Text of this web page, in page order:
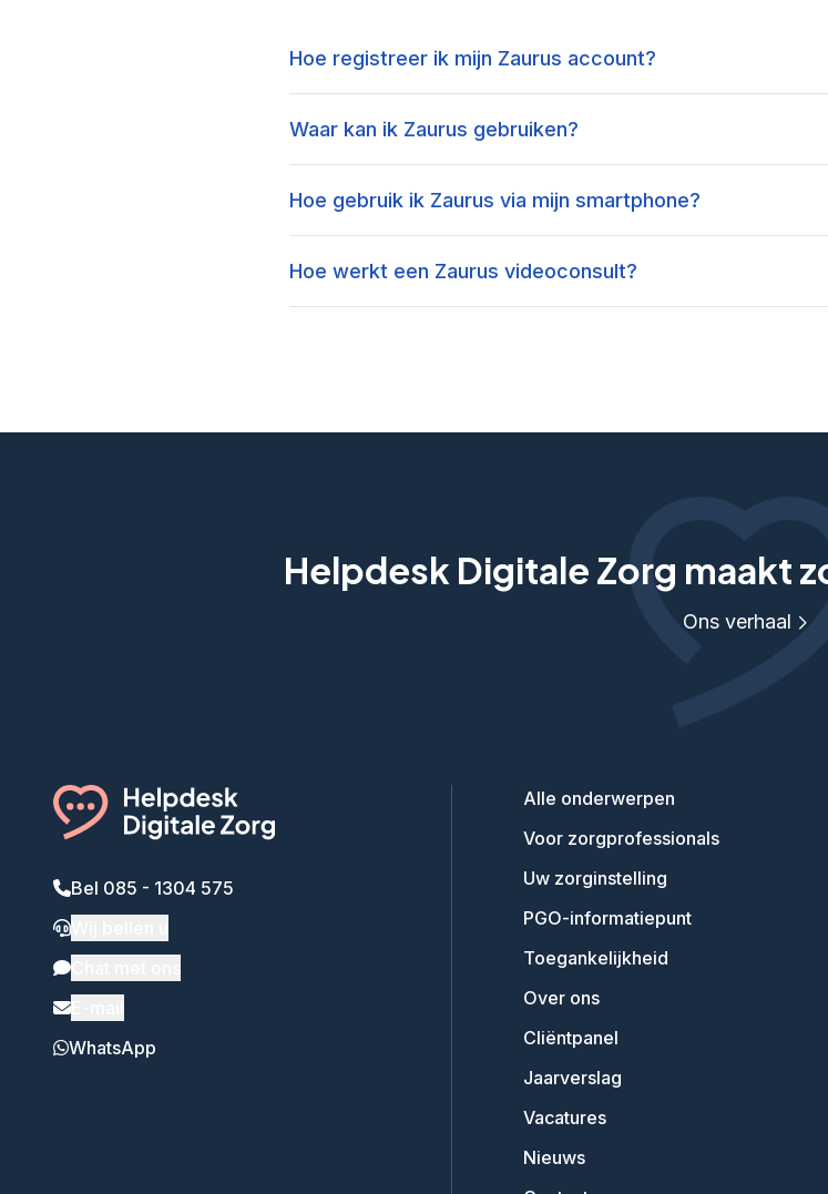
Hoe registreer ik mijn Zaurus account?
Waar kan ik Zaurus gebruiken?
Hoe gebruik ik Zaurus via mijn smartphone?
Hoe werkt een Zaurus videoconsult?
Helpdesk Digitale Zorg maakt
Ons verhaal
Bel 085 - 1304 575
WhatsApp
Alle onderwerpen
Voor zorgprofessionals
Uw zorginstelling
PGO-informatiepunt
Toegankelijkheid
Over ons
Cliëntpanel
Jaarverslag
Vacatures
Nieuws